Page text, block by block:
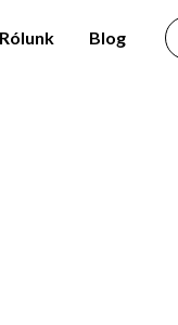
Rólunk Blog